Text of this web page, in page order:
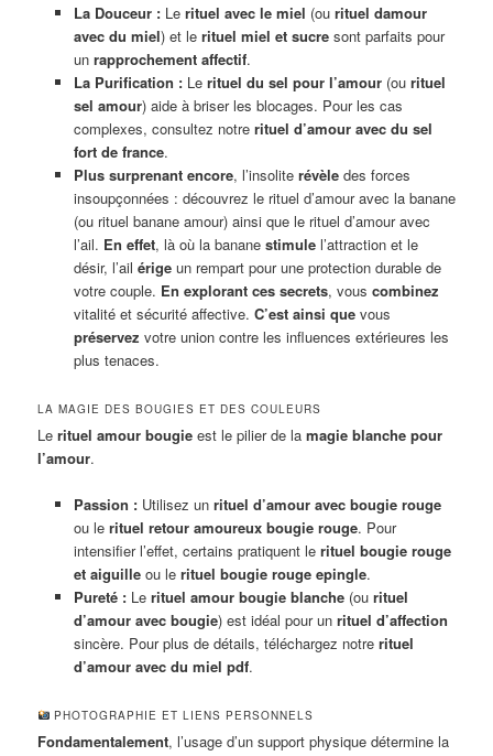
La Douceur :Le rituel avec le miel (ou rituel damour
avec du miel) et le rituel miel et sucresont parfaits pour
un rapprochement affectif.
La Purification :Le rituel du sel pour l’amour(ou rituel
sel amour) aide à briser les blocages. Pour les cas
complexes, consultez notre rituel d’amour avec du sel
fort de france.
Plus surprenant encore, l’insolite révèledes forces
insoupçonnées : découvrez le rituel d’amour avec la banane
(ou rituel banane amour) ainsi que le rituel d’amour avec
l’ail. En effet, là où la banane stimulel’attraction et le
désir, l’ail érigeun rempart pour une protection durable de
votre couple. En explorant ces secrets, vous combinez
vitalité et sécurité affective. C’est ainsi quevous
préservez votre union contre les influences extérieures les
plus tenaces.
LA MAGIE DES BOUGIES ET DES COULEURS
Lerituel amour bougie est le pilier de lamagie blanche pour
l’amour.
Passion :Utilisez un rituel d’amour avec bougie rouge
ou le rituel retour amoureux bougie rouge. Pour
intensifier l’effet, certains pratiquent le rituel bougie rouge
et aiguilleou le rituel bougie rouge epingle.
Pureté :Le rituel amour bougie blanche(ou rituel
d’amour avec bougie) est idéal pour un rituel d’affection
sincère. Pour plus de détails, téléchargez notre rituel
d’amour avec du miel pdf.
PHOTOGRAPHIE ET LIENS PERSONNELS
Fondamentalement, l’usage d’un support physique détermine la